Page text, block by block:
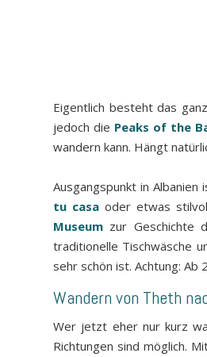
Eigentlich besteht das
jedoch die Peaks of the
wandern kann. Hängt
Ausgangspunkt in
tu casa oder etwas
Museum zur Geschichte
traditionelle Tischwäsche
sehr schön ist. Achtung: Ab
Wandern von Theth
Wer jetzt eher nur kurz
Richtungen sind möglich.